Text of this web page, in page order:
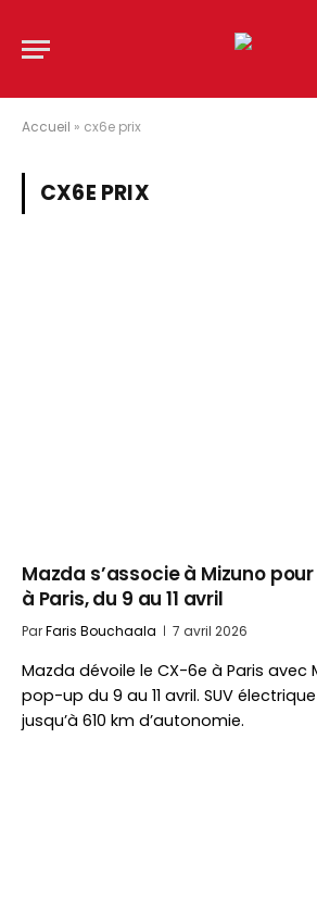
Accueil » cx6e prix
CX6E PRIX
Mazda s’associe à Mizuno
à Paris, du 9 au 11 avril
ParFaris Bouchaala 7 avril 2026
Mazda dévoile le CX-6e à Paris avec
pop-up du 9 au 11 avril. SUV
jusqu’à 610 km d’autonomie.